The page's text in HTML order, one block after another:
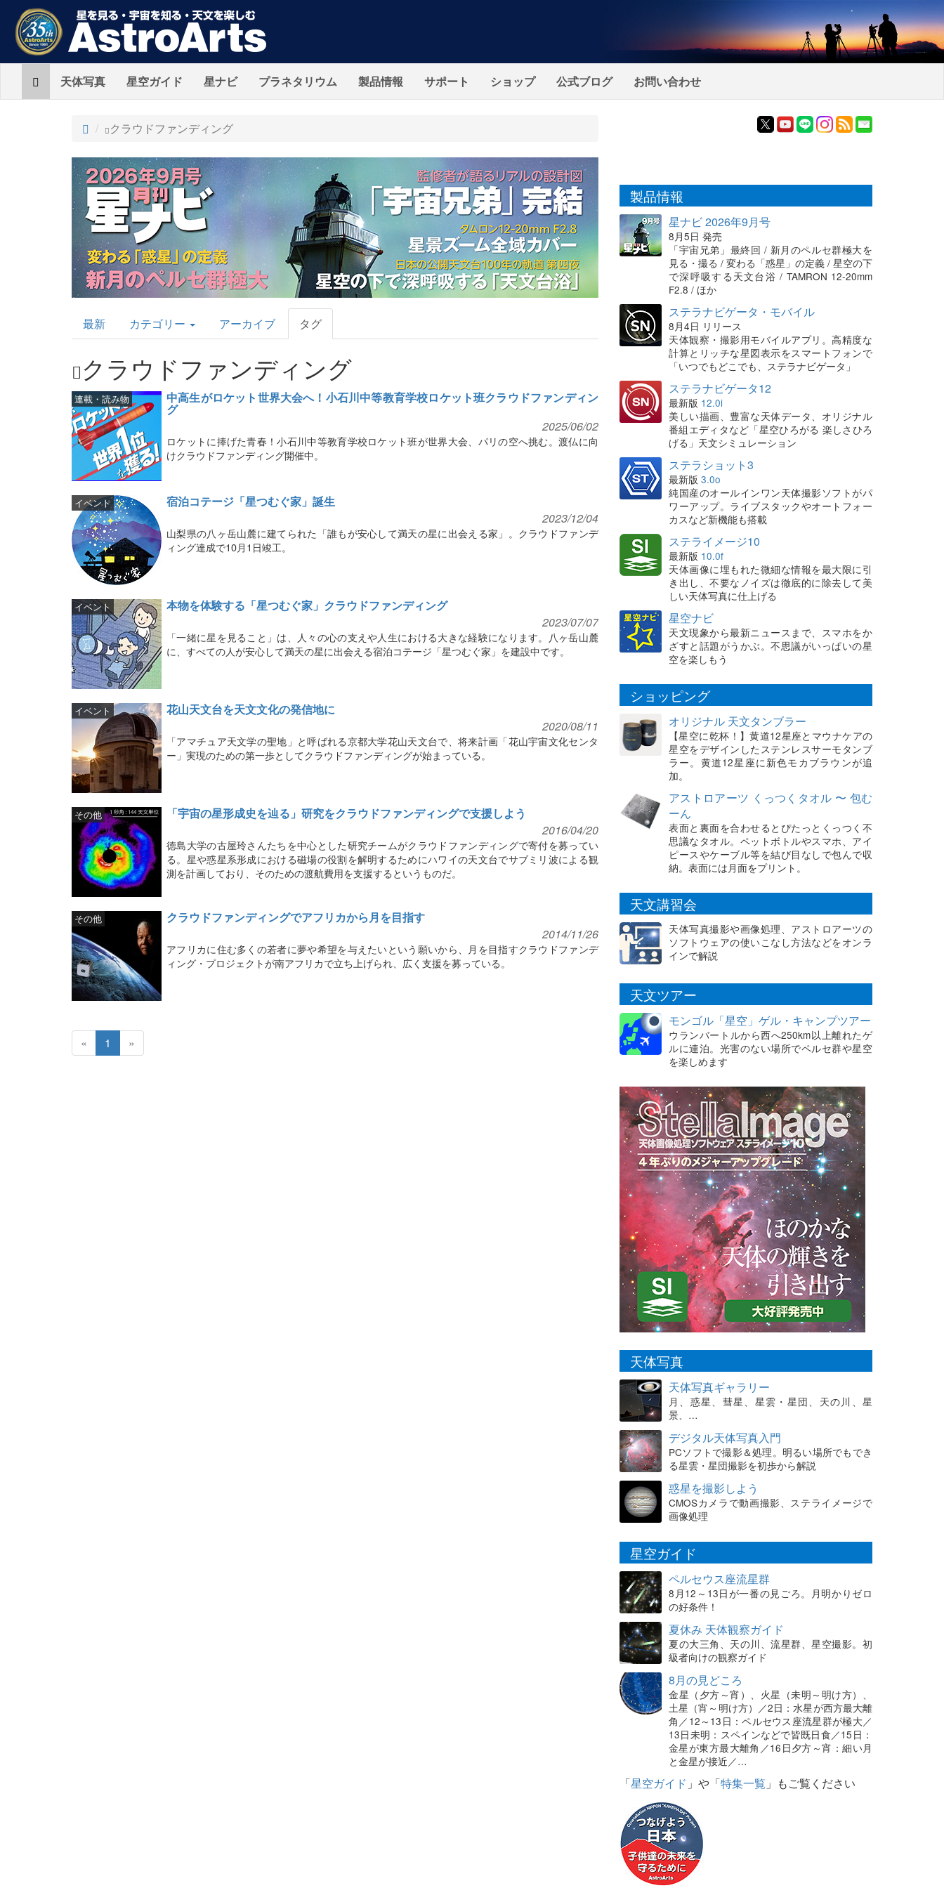
Home天体写真 星空ガイド 星ナビ プラネタリウム 製品情報 サポート ショップ 公式ブログ お問い合わせ
ト
プ
クラウドファンディング
AstroArts
Topics
最新 カテゴリー アーカイブ タグ
クラウドファンディング
中高生がロケット世界大会へ！小石川中等教育学校ロケット班クラウドファンディン
グ
連載・読み物
2025/06/02
ロケットに捧げた青春！小石川中等教育学校ロケット班が世界大会、パリの空へ挑む。渡仏に向
けクラウドファンディング開催中。
宿泊コテージ「星つむぐ家」誕生
イベント
2023/12/04
山梨県の八ヶ岳山麓に建てられた「誰もが安心して満天の星に出会える家」。クラウドファンデ
ィング達成で10月1日竣工。
本物を体験する「星つむぐ家」クラウドファンディング
イベント
2023/07/07
「一緒に星を見ること」は、人々の心の支えや人生における大きな経験になります。八ヶ岳山麓
に、すべての人が安心して満天の星に出会える宿泊コテージ「星つむぐ家」を建設中です。
花山天文台を天文文化の発信地に
イベント
2020/08/11
「アマチュア天文学の聖地」と呼ばれる京都大学花山天文台で、将来計画「花山宇宙文化センタ
ー」実現のための第一歩としてクラウドファンディングが始まっている。
「宇宙の星形成史を辿る」研究をクラウドファンディングで支援しよう
その他
2016/04/20
徳島大学の古屋玲さんたちを中心とした研究チームがクラウドファンディングで寄付を募ってい
る。星や惑星系形成における磁場の役割を解明するためにハワイの天文台でサブミリ波による観
測を計画しており、そのための渡航費用を支援するというものだ。
クラウドファンディングでアフリカから月を目指す
その他
2014/11/26
アフリカに住む多くの若者に夢や希望を与えたいという願いから、月を目指すクラウドファンデ
ィング・プロジェクトが南アフリカで立ち上げられ、広く支援を募っている。
« 1 »
製品情報
星ナビ 2026年9月号
8月5日 発売
「宇宙兄弟」最終回 / 新月のペルセ群極大を
見る・撮る / 変わる「惑星」の定義 / 星空の下
で深呼吸する天文台浴 / TAMRON 12-20mm
F2.8 / ほか
ステラナビゲータ・モバイル
8月4日 リリース
天体観察・撮影用モバイルアプリ。高精度な
計算とリッチな星図表示をスマートフォンで
「いつでもどこでも、ステラナビゲータ」
ステラナビゲータ12
最新版 12.0i
美しい描画、豊富な天体データ、オリジナル
番組エディタなど「星空ひろがる 楽しさひろ
げる」天文シミュレーション
ステラショット3
最新版 3.0o
純国産のオールインワン天体撮影ソフトがパ
ワーアップ。ライブスタックやオートフォー
カスなど新機能も搭載
ステライメージ10
最新版 10.0f
天体画像に埋もれた微細な情報を最大限に引
き出し、不要なノイズは徹底的に除去して美
しい天体写真に仕上げる
星空ナビ
天文現象から最新ニュースまで、スマホをか
ざすと話題がうかぶ。不思議がいっぱいの星
空を楽しもう
ショッピング
オリジナル 天文タンブラー
【星空に乾杯！】黄道12星座とマウナケアの
星空をデザインしたステンレスサーモタンブ
ラー。黄道12星座に新色モカブラウンが追
加。
アストロアーツ くっつくタオル 〜 包む
ーん
表面と裏面を合わせるとぴたっとくっつく不
思議なタオル。ペットボトルやスマホ、アイ
ピースやケーブル等を結び目なしで包んで収
納。表面には月面をプリント。
天文講習会
天体写真撮影や画像処理、アストロアーツの
ソフトウェアの使いこなし方法などをオンラ
インで解説
天文ツアー
モンゴル「星空」ゲル・キャンプツアー
ウランバートルから西へ250km以上離れたゲ
ルに連泊。光害のない場所でペルセ群や星空
を楽しめます
天体写真
天体写真ギャラリー
月、惑星、彗星、星雲・星団、天の川、星
景、…
デジタル天体写真入門
PCソフトで撮影＆処理。明るい場所でもでき
る星雲・星団撮影を初歩から解説
惑星を撮影しよう
CMOSカメラで動画撮影、ステライメージで
画像処理
星空ガイド
ペルセウス座流星群
8月12～13日が一番の見ごろ。月明かりゼロ
の好条件！
夏休み 天体観察ガイド
夏の大三角、天の川、流星群、星空撮影。初
級者向けの観察ガイド
8月の見どころ
金星（夕方～宵）、火星（未明～明け方）、
土星（宵～明け方）／2日：水星が西方最大離
角／12～13日：ペルセウス座流星群が極大／
13日未明：スペインなどで皆既日食／15日：
金星が東方最大離角／16日夕方～宵：細い月
と金星が接近／…
「星空ガイド 」や「特集一覧 」もご覧ください